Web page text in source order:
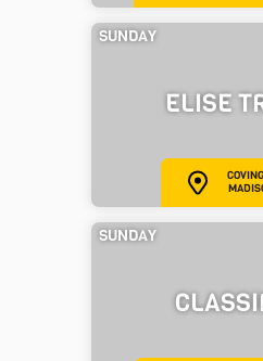
SUNDAY
ELISE
SUNDAY